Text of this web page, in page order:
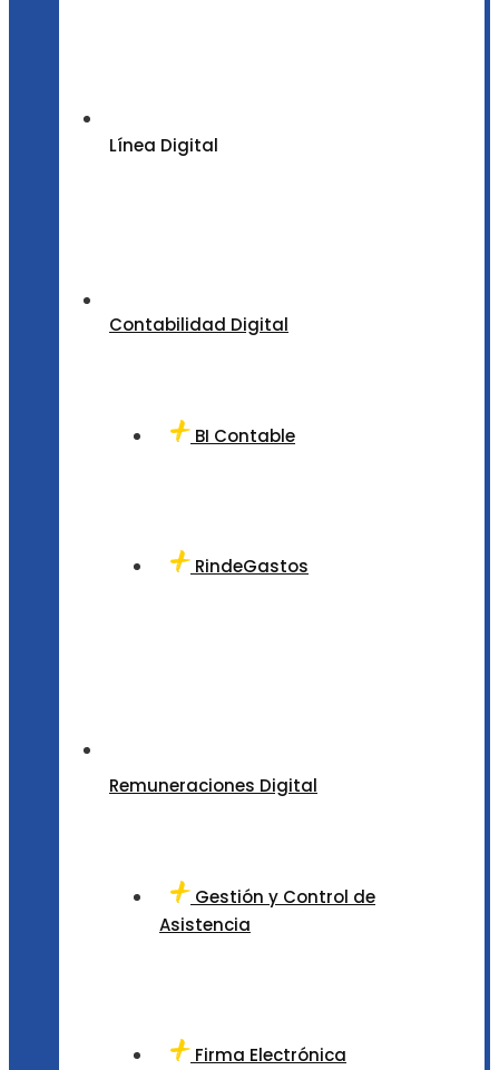
Línea Digital
Contabilidad Digital
BI Contable
RindeGastos
Remuneraciones Digital
Gestión y Control de
Asistencia
Firma Electrónica